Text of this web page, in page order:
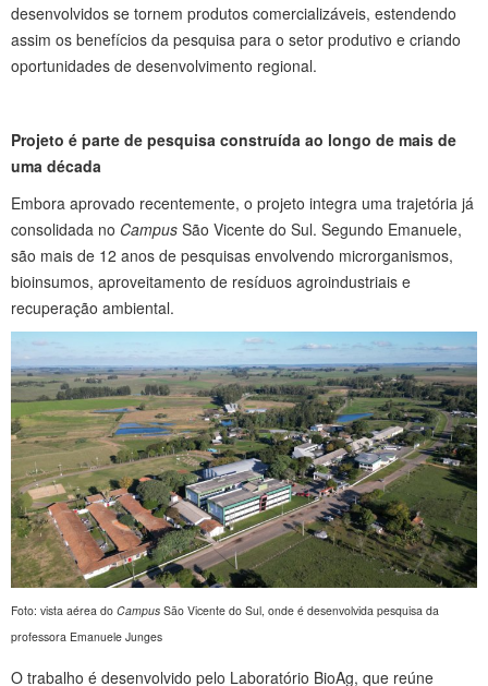
desenvolvidos se tornem produtos comercializáveis, estendendo
assim os benefícios da pesquisa para o setor produtivo e criando
oportunidades de desenvolvimento regional.
Projeto é parte de pesquisa construída ao longo de mais de
uma década
Embora aprovado recentemente, o projeto integra uma trajetória já
consolidada no Campus São Vicente do Sul. Segundo Emanuele,
são mais de 12 anos de pesquisas envolvendo microrganismos,
bioinsumos, aproveitamento de resíduos agroindustriais e
recuperação ambiental.
Foto: vista aérea do Campus São Vicente do Sul, onde é desenvolvida pesquisa da
professora Emanuele Junges
O trabalho é desenvolvido pelo Laboratório BioAg, que reúne